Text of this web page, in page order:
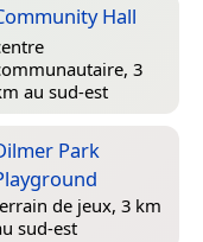
Hall
3
au sud-est
Park
de jeux, 3 km
sud-est